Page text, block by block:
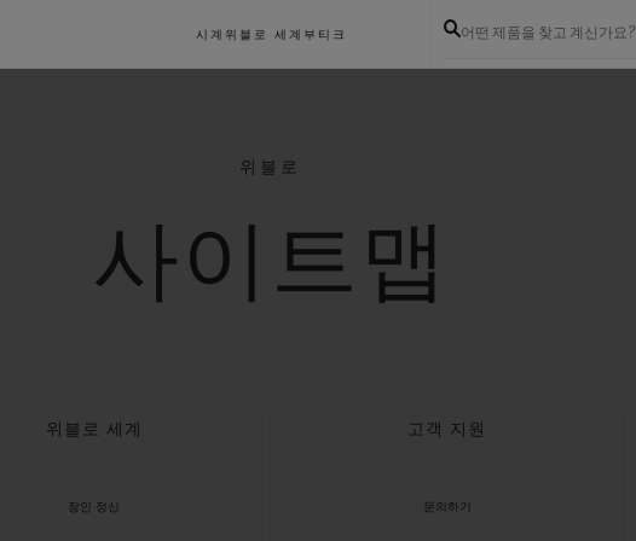
시계 위블로 세계 부티크 어떤 제품을 찾고 계신가요?
위블로
사이트맵
위블로 세계
장인 정신
고객 지원
문의하기